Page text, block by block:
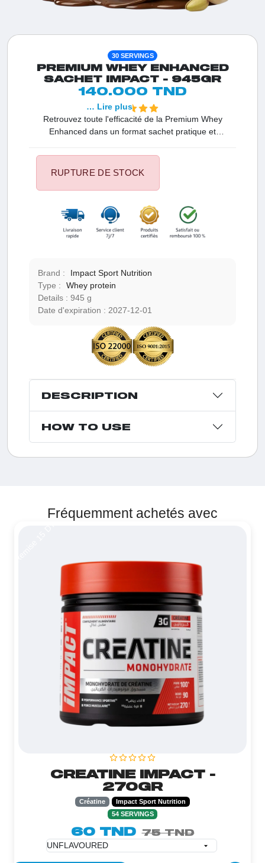
30 SERVINGS
PREMIUM WHEY ENHANCED
SACHET IMPACT - 945GR
140.000 TND
Retrouvez toute l'efficacité de la Premium Whey
Enhanced dans un format sachet pratique et
complexe enzymatique DigeZyme®, ce format est idéal
pour stimuler votre croissance musculaire où que vous
performance maximale sans encombrement, tout en
bénéficiant d'une solution à l'efficacité prouvée pour
votre récupération.
… Lire plus
RUPTURE DE STOCK
Brand :
Impact Sport Nutrition
Type :
Whey protein
Details :
945 g
Date d'expiration : 2027-12-01
DESCRIPTION
HOW TO USE
Fréquemment achetés avec
CREATINE IMPACT -
270GR
Créatine
Impact Sport Nutrition
54 SERVINGS
60 TND 75 TND